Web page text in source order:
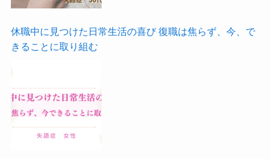
休職中に見つけた日常生活の喜び 復職は焦らず、今、で
きることに取り組む